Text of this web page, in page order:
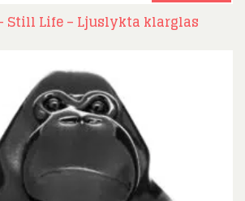
Still Life – Ljuslykta klarglas